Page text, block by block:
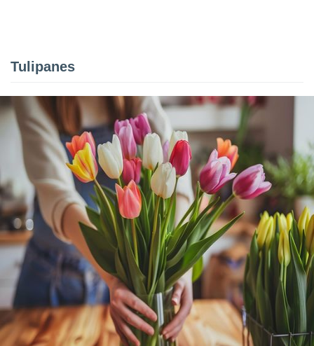
Tulipanes